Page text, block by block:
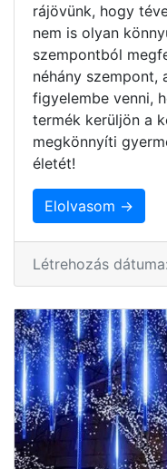
rájövünk, hogy
nem is olyan
szempontból
néhány szempont,
figyelembe venni,
termék kerüljön a
megkönnyíti
életét!
Elolvasom →
Létrehozás